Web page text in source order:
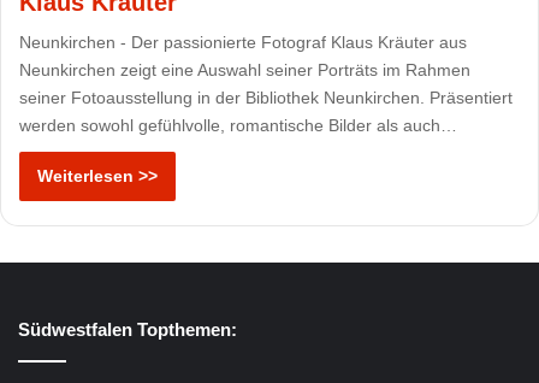
Neunkirchen - Der passionierte Fotograf Klaus Kräuter aus
Neunkirchen zeigt eine Auswahl seiner Porträts im Rahmen
seiner Fotoausstellung in der Bibliothek Neunkirchen. Präsentiert
werden sowohl gefühlvolle, romantische Bilder als auch…
Weiterlesen >>
Südwestfalen Topthemen: